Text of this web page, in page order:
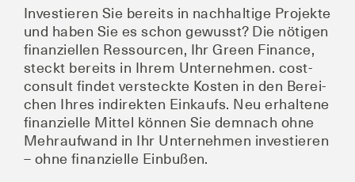
Inves­tie­ren Sie bereits in nach­hal­ti­ge Pro­jek­te
und haben Sie es schon gewusst? Die nöti­gen
finan­zi­el­len Res­sour­cen, Ihr Green Finan­ce,
steckt bereits in Ihrem Unter­neh­men. cos­t­
con­sult fin­det ver­steck­te Kos­ten in den Berei­
chen Ihres indi­rek­ten Ein­kaufs. Neu erhal­te­ne
finan­zi­el­le Mit­tel kön­nen Sie dem­nach ohne
Mehr­auf­wand in Ihr Unter­neh­men inves­tie­ren
– ohne finan­zi­el­le Einbußen.